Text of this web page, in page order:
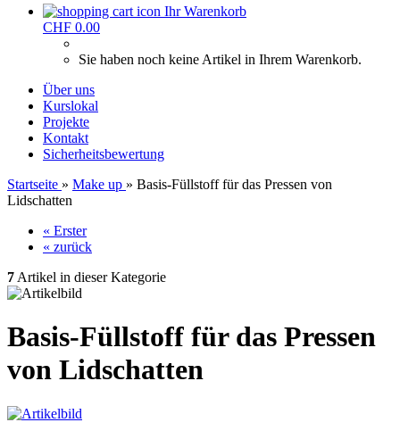
Ihr Warenkorb
CHF 0.00
Sie haben noch keine Artikel in Ihrem Warenkorb.
Über uns
Kurslokal
Projekte
Kontakt
Sicherheitsbewertung
Startseite » Make up » Basis-Füllstoff für das Pressen von
Lidschatten
« Erster
« zurück
7 Artikel in dieser Kategorie
Basis-Füllstoff für das Pressen
von Lidschatten